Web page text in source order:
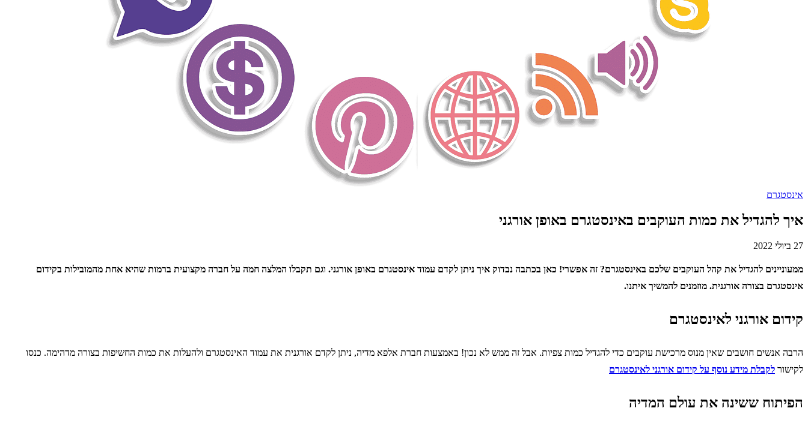
אינסטגרם
איך להגדיל את כמות העוקבים באינסטגרם באופן אורגני
27 ביולי 2022
ממעוניינים להגדיל את קהל העוקבים שלכם באינסטגרם? זה אפשרי! כאן בכתבה נבדוק איך ניתן לקדם עמוד אינסטגרם באופן אורגני. וגם תקבלו המלצה חמה על חברה מקצועית ברמות שהיא אחת מהמובילות בקידום
אינסטגרם בצורה אורגנית. מוזמנים להמשיך איתנו.
קידום אורגני לאינסטגרם
הרבה אנשים חושבים שאין מנוס מרכישת עוקבים כדי להגדיל כמות צפיות. אבל זה ממש לא נכון! באמצעות חברת אלפא מדיה, ניתן לקדם אורגנית את עמוד האינסטגרם ולהעלות את כמות החשיפות בצורה מדהימה. כנסו
לקישור לקבלת מידע נוסף על קידום אורגני לאינסטגרם
הפיתוח ששינה את עולם המדיה